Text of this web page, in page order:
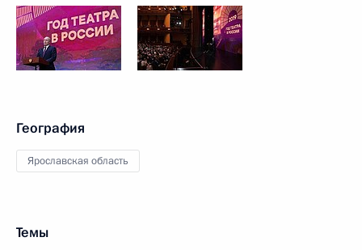
География
Ярославская область
Темы